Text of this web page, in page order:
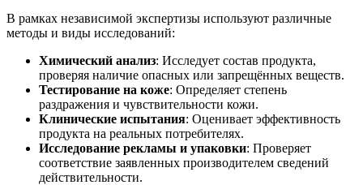
В рамках независимой экспертизы используют различные
методы и виды исследований:
Химический анализ: Исследует состав продукта,
проверяя наличие опасных или запрещённых веществ.
Тестирование на коже: Определяет степень
раздражения и чувствительности кожи.
Клинические испытания: Оценивает эффективность
продукта на реальных потребителях.
Исследование рекламы и упаковки: Проверяет
соответствие заявленных производителем сведений
действительности.